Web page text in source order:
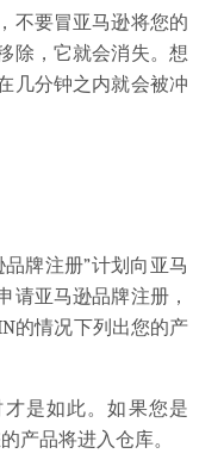
不要冒亚马逊将您的
除，它就会消失。想
几分钟之内就会被冲
牌注册”计划向亚马
请亚马逊品牌注册，
的情况下列出您的产
才是如此。如果您是
产品将进入仓库。